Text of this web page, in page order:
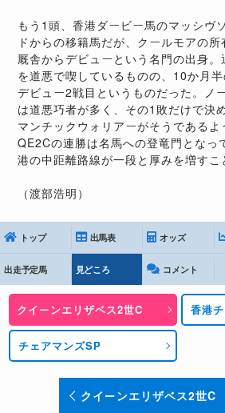
もう1頭、香港ダービー馬のマッシヴ
ドからの移籍馬だが、クールモアの
厩舎からデビューという名門の出身
を道悪で喫しているものの、10か月
デビュー2戦目というものだった。ノ
は道悪巧者が多く、その1敗だけで決
マンチックウォリアーがそうであるよ
QE2Cの連勝は名馬への登竜門となっ
港の中距離路線が一段と厚みを増すこ
（渡部浩明）
トップ 出馬表 オッズ
出走予定馬 見どころ コメント
クイーンエリザベス2世C 香港
チェアマンズSP
クイーンエリザベス2世